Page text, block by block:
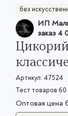
без
ИП
заказ 4
Артикул: 47524
Тест товаров 60
Оптовая цена